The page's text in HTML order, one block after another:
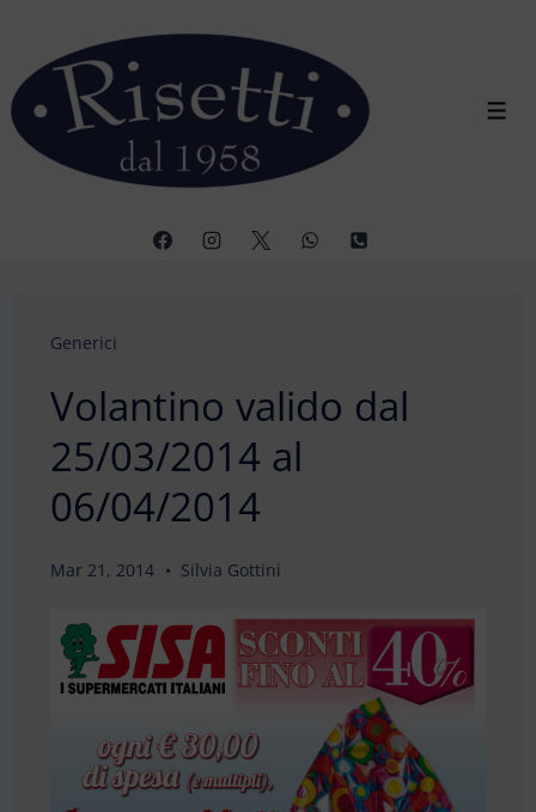
contenuto
principale
Generici
Volantino valido dal
25/03/2014 al
06/04/2014
Mar 21, 2014 Silvia Gottini